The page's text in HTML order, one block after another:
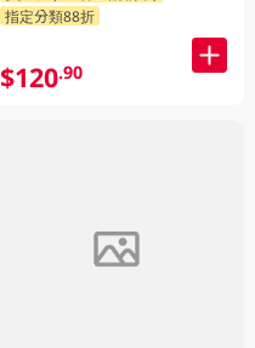
指定分類88折
$120.90